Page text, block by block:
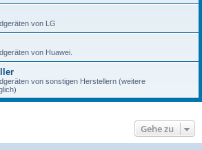
von LG
von Huawei.
von sonstigen Herstellern (weitere
Gehe zu